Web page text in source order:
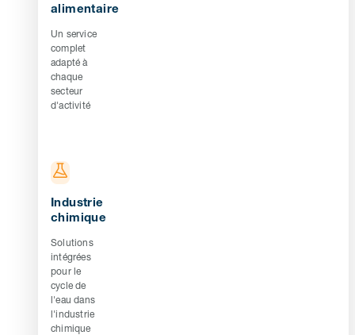
alimentaire
Un service
complet
adapté à
chaque
secteur
d'activité
Industrie
chimique
Solutions
intégrées
pour le
cycle de
l'eau dans
l'industrie
chimique